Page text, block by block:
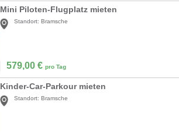
Mini Piloten-Flugplatz mieten
Standort: Bramsche
579,00 € pro Tag
Kinder-Car-Parkour mieten
Standort: Bramsche